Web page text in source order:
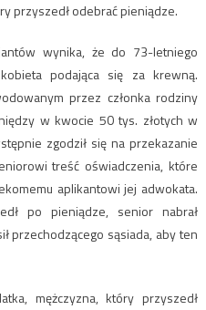
przyszedł odebrać pieniądze.
wynika, że do 73-letniego
podająca się za krewną.
przez członka rodziny
w kwocie 50 tys. złotych w
zgodził się na przekazanie
treść oświadczenia, które
aplikantowi jej adwokata.
po pieniądze, senior nabrał
przechodzącego sąsiada, aby ten
mężczyzna, który przyszedł